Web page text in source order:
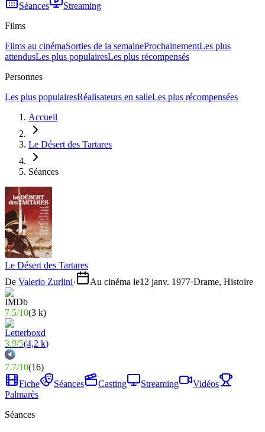
Séances
Streaming
Films
Films au cinémaSorties de la semaineProchainementLes plus
attendusLes plus populairesLes plus récompensés
Personnes
Les plus populairesRéalisateurs en salleLes plus récompensées
Accueil
Le Désert des Tartares
Séances
Le Désert des Tartares
De Valerio Zurlini· Au cinéma le12 janv. 1977·Drame, Histoire
7.5/10(3 k)
3.9/5(4,2 k)
7.7/10(16)
Fiche
Séances Casting Streaming
Vidéos
Palmarès
Séances